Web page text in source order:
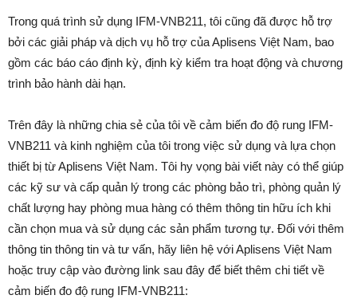
Trong quá trình sử dụng IFM-VNB211, tôi cũng đã được hỗ trợ
bởi các giải pháp và dịch vụ hỗ trợ của Aplisens Việt Nam, bao
gồm các báo cáo định kỳ, định kỳ kiểm tra hoạt động và chương
trình bảo hành dài hạn.
Trên đây là những chia sẻ của tôi về cảm biến đo độ rung IFM-
VNB211 và kinh nghiệm của tôi trong việc sử dụng và lựa chọn
thiết bị từ Aplisens Việt Nam. Tôi hy vọng bài viết này có thể giúp
các kỹ sư và cấp quản lý trong các phòng bảo trì, phòng quản lý
chất lượng hay phòng mua hàng có thêm thông tin hữu ích khi
cần chọn mua và sử dụng các sản phẩm tương tự. Đối với thêm
thông tin thông tin và tư vấn, hãy liên hệ với Aplisens Việt Nam
hoặc truy cập vào đường link sau đây để biết thêm chi tiết về
cảm biến đo độ rung IFM-VNB211: